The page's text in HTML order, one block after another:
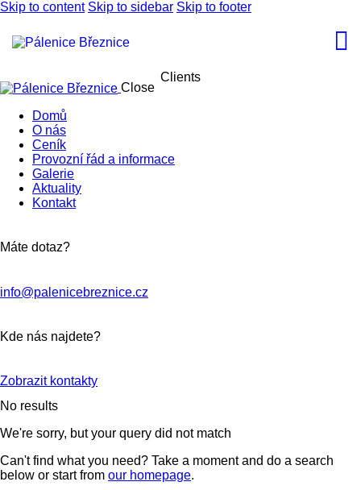
Skip to content Skip to sidebar Skip to footer
Clients
Close
Domů
O nás
Ceník
Provozní řád a informace
Galerie
Aktuality
Kontakt
Máte dotaz?
info@palenicebreznice.cz
Kde nás najdete?
Zobrazit kontakty
No results
We're sorry, but your query did not match
Can't find what you need? Take a moment and do a search
below or start from our homepage.